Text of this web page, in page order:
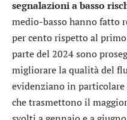
segnalazioni a basso
medio-basso hanno fatto
per cento rispetto al
parte del 2024 sono
migliorare la qualità del
evidenziano in
che trasmettono il